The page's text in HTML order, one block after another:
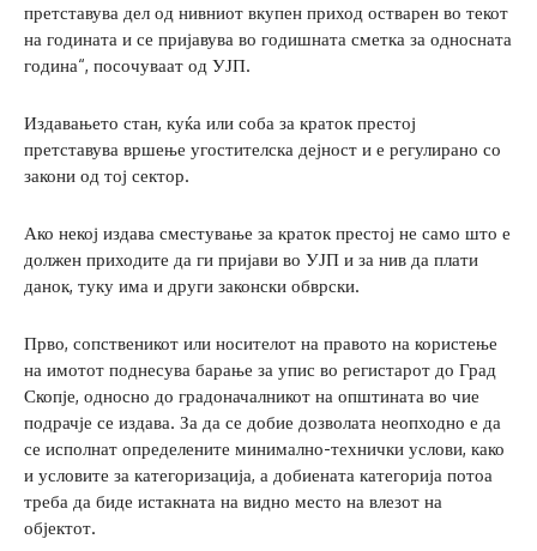
претставува дел од нивниот вкупен приход остварен во текот
на годината и се пријавува во годишната сметка за односната
година“, посочуваат од УЈП.
Издавањето стан, куќа или соба за краток престој
претставува вршење угостителска дејност и е регулирано со
закони од тој сектор.
Ако некој издава сместување за краток престој не само што е
должен приходите да ги пријави во УЈП и за нив да плати
данок, туку има и други законски обврски.
Прво, сопственикот или носителот на правото на користење
на имотот поднесува барање за упис во регистарот до Град
Скопје, односно до градоначалникот на општината во чие
подрачје се издава. За да се добие дозволата неопходно е да
се исполнат определените минимално-технички услови, како
и условите за категоризација, а добиената категорија потоа
треба да биде истакната на видно место на влезот на
објектот.